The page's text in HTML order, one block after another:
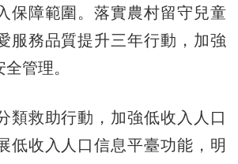
保障範圍。落實農村留守兒童
服務品質提升三年行動，加強
管理。
救助行動，加強低收入人口
低收入人口信息平臺功能，明